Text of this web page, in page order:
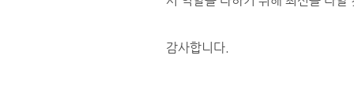
감사합니다.